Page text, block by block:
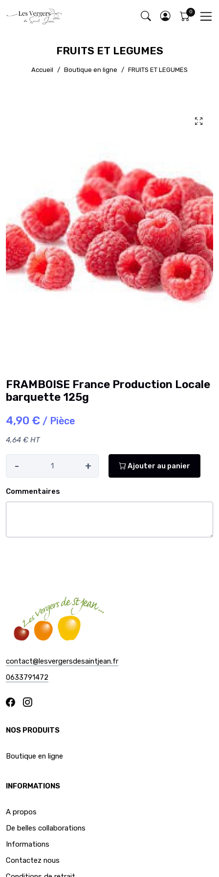
FRUITS ET LEGUMES
Accueil Boutique en ligne FRUITS ET LEGUMES
FRAMBOISE France Production Locale
barquette 125g
4,90 € / Pièce
4,64 € HT
- + Ajouter au panier
Commentaires
contact@lesvergersdesaintjean.fr
0633791472
NOS PRODUITS
Boutique en ligne
INFORMATIONS
A propos
De belles collaborations
Informations
Contactez nous